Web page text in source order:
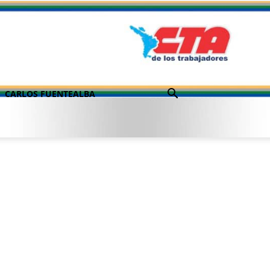
CARLOS FUENTEALBA